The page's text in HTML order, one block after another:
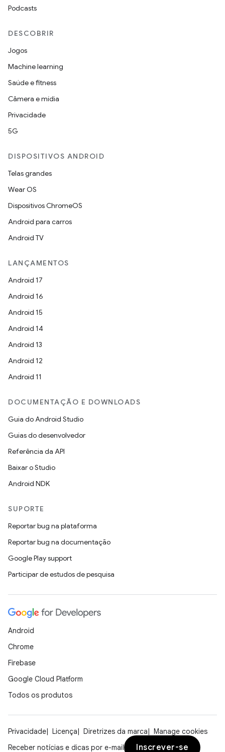
Podcasts
DESCOBRIR
Jogos
Machine learning
Saúde e fitness
Câmera e mídia
Privacidade
5G
DISPOSITIVOS ANDROID
Telas grandes
Wear OS
Dispositivos ChromeOS
Android para carros
Android TV
LANÇAMENTOS
Android 17
Android 16
Android 15
Android 14
Android 13
Android 12
Android 11
DOCUMENTAÇÃO E DOWNLOADS
Guia do Android Studio
Guias do desenvolvedor
Referência da API
Baixar o Studio
Android NDK
SUPORTE
Reportar bug na plataforma
Reportar bug na documentação
Google Play support
Participar de estudos de pesquisa
Android
Chrome
Firebase
Google Cloud Platform
Todos os produtos
Privacidade Licença Diretrizes da marca
Manage cookies
Receber notícias e dicas por e-mail
Inscrever-se